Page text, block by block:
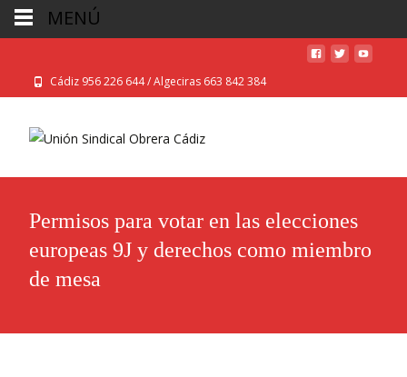
Cádiz 956 226 644 / Algeciras 663 842 384
Permisos para votar en las elecciones
europeas 9J y derechos como miembro
de mesa
MENÚ